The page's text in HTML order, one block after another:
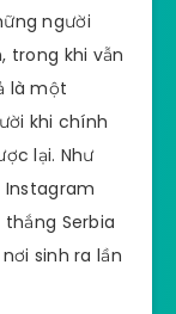
người
trong khi vẫn
là một
khi chính
lại. Như
Serbia
sinh ra lần